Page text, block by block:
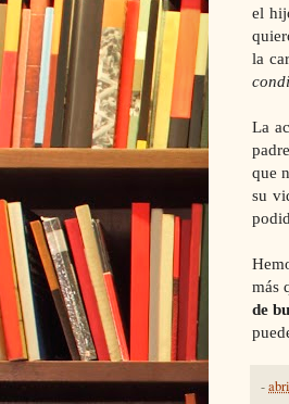
el
la
La
que
su
más
de
-